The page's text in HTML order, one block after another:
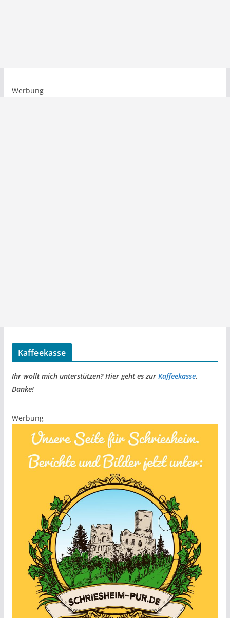
Werbung
Kaffeekasse
Ihr wollt mich unterstützen? Hier geht es zur Kaffeekasse.
Danke!
Werbung